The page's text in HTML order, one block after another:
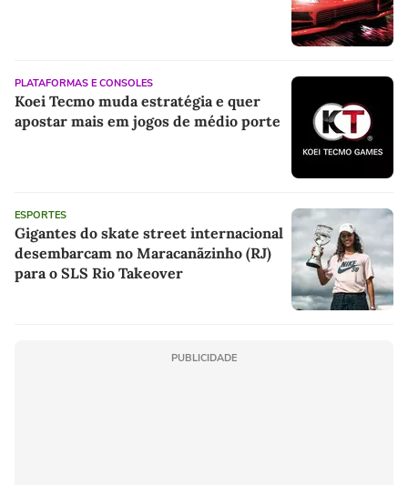
PLATAFORMAS E CONSOLES
Koei Tecmo muda estratégia e quer
apostar mais em jogos de médio porte
ESPORTES
Gigantes do skate street internacional
desembarcam no Maracanãzinho (RJ)
para o SLS Rio Takeover
PUBLICIDADE